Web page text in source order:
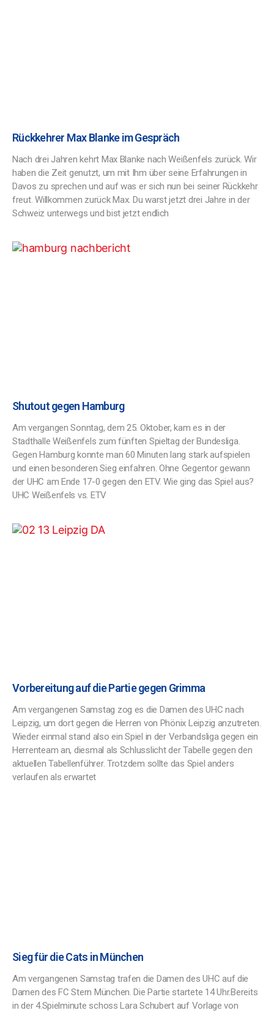
Rückkehrer Max Blanke im Gespräch
Nach drei Jahren kehrt Max Blanke nach Weißenfels zurück. Wir
haben die Zeit genutzt, um mit Ihm über seine Erfahrungen in
Davos zu sprechen und auf was er sich nun bei seiner Rückkehr
freut. Willkommen zurück Max. Du warst jetzt drei Jahre in der
Schweiz unterwegs und bist jetzt endlich
Shutout gegen Hamburg
Am vergangen Sonntag, dem 25. Oktober, kam es in der
Stadthalle Weißenfels zum fünften Spieltag der Bundesliga.
Gegen Hamburg konnte man 60 Minuten lang stark aufspielen
und einen besonderen Sieg einfahren. Ohne Gegentor gewann
der UHC am Ende 17-0 gegen den ETV. Wie ging das Spiel aus?
UHC Weißenfels vs. ETV
Vorbereitung auf die Partie gegen Grimma
Am vergangenen Samstag zog es die Damen des UHC nach
Leipzig, um dort gegen die Herren von Phönix Leipzig anzutreten.
Wieder einmal stand also ein Spiel in der Verbandsliga gegen ein
Herrenteam an, diesmal als Schlusslicht der Tabelle gegen den
aktuellen Tabellenführer. Trotzdem sollte das Spiel anders
verlaufen als erwartet
Sieg für die Cats in München
Am vergangenen Samstag trafen die Damen des UHC auf die
Damen des FC Stern München. Die Partie startete 14 Uhr.Bereits
in der 4.Spielminute schoss Lara Schubert auf Vorlage von